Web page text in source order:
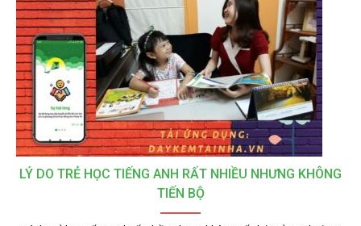
LÝ DO TRẺ HỌC TIẾNG ANH RẤT NHIỀU NHƯNG KHÔNG
TIẾN BỘ